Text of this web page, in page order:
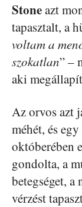
Stoneazt
tapasztalt, a
voltam a
szokatlan” –
aki
Az orvos azt
méhét, és
októberében
gondolta, a
betegséget,
vérzést